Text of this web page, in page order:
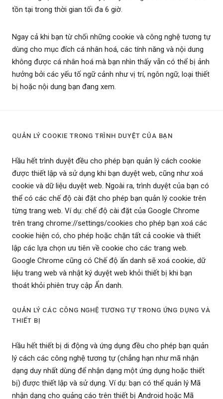
tồn tại trong thời gian tối đa 6 giờ.
Ngay cả khi bạn từ chối những cookie và công nghệ tương tự
dùng cho mục đích cá nhân hoá, các tính năng và nội dung
không được cá nhân hoá mà bạn nhìn thấy vẫn có thể bị ảnh
hưởng bởi các yếu tố ngữ cảnh như vị trí, ngôn ngữ, loại thiết
bị hoặc nội dung bạn đang xem.
QUẢN LÝ COOKIE TRONG TRÌNH DUYỆT CỦA BẠN
Hầu hết trình duyệt đều cho phép bạn quản lý cách cookie
được thiết lập và sử dụng khi bạn duyệt web, cũng như xoá
cookie và dữ liệu duyệt web. Ngoài ra, trình duyệt của bạn có
thể có các chế độ cài đặt cho phép bạn quản lý cookie trên
từng trang web. Ví dụ: chế độ cài đặt của Google Chrome
trên trang chrome://settings/cookies cho phép bạn xoá các
cookie hiện có, cho phép hoặc chặn tất cả cookie và thiết
lập các lựa chọn ưu tiên về cookie cho các trang web.
Google Chrome cũng có Chế độ ẩn danh sẽ xoá cookie, dữ
liệu trang web và nhật ký duyệt web khỏi thiết bị khi bạn
thoát khỏi phiên truy cập Ẩn danh.
QUẢN LÝ CÁC CÔNG NGHỆ TƯƠNG TỰ TRONG ỨNG DỤNG VÀ
THIẾT BỊ
Hầu hết thiết bị di động và ứng dụng đều cho phép bạn quản
lý cách các công nghệ tương tự (chẳng hạn như mã nhận
dạng duy nhất dùng để nhận dạng một ứng dụng hoặc thiết
bị) được thiết lập và sử dụng. Ví dụ: bạn có thể quản lý Mã
nhận dạng cho quảng cáo trên thiết bị Android hoặc Mã